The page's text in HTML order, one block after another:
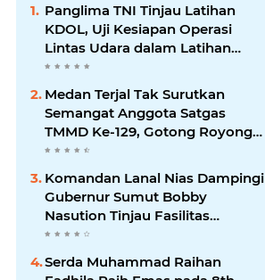
Panglima TNI Tinjau Latihan
KDOL, Uji Kesiapan Operasi
Lintas Udara dalam Latihan
Terintegrasi TNI 2026
Medan Terjal Tak Surutkan
Semangat Anggota Satgas
TMMD Ke-129, Gotong Royong
Wujudkan Pembangunan di
Kampung Sesor
Komandan Lanal Nias Dampingi
Gubernur Sumut Bobby
Nasution Tinjau Fasilitas
Kesehatan dan Budidaya
Rumput Laut di Nias Utara
Serda Muhammad Raihan